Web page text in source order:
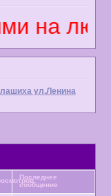
на
ул.Ленина
Последнее
сообщение